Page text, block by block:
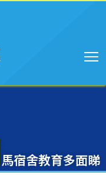
馬宿舍教育多面睇